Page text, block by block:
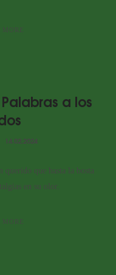
Palabras a los
14.02.2024
querido que hasta la bosta
en su olor.
MORE